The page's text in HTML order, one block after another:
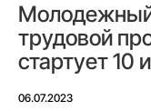
трудовой
стартует 10
06.07.2023